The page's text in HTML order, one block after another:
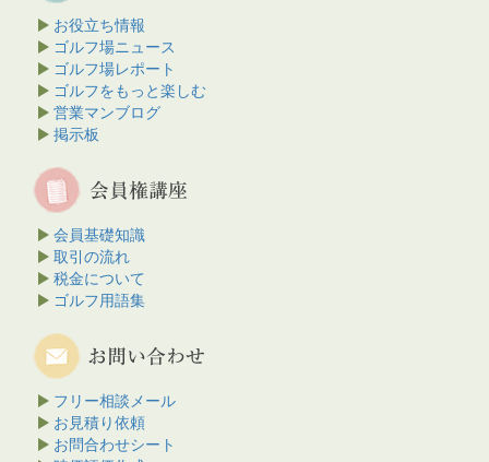
お役立ち情報
ゴルフ場ニュース
ゴルフ場レポート
ゴルフをもっと楽しむ
営業マンブログ
掲示板
会員基礎知識
取引の流れ
税金について
ゴルフ用語集
フリー相談メール
お見積り依頼
お問合わせシート